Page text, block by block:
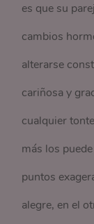
es que su
cambios
alterarse
cariñosa y
cualquier
más los
puntos
alegre, en el